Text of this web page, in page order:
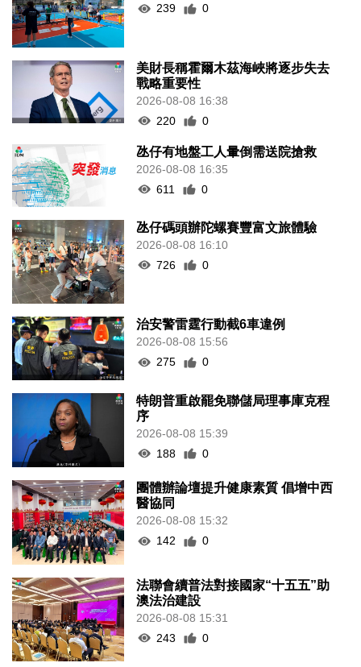
239
0
美財長稱霍爾木茲海峽將逐步失去
戰略重要性
2026-08-08 16:38
220
0
氹仔有地盤工人暈倒需送院搶救
2026-08-08 16:35
611
0
氹仔碼頭辦陀螺賽豐富文旅體驗
2026-08-08 16:10
726
0
治安警雷霆行動截6車違例
2026-08-08 15:56
275
0
特朗普重啟罷免聯儲局理事庫克程
序
2026-08-08 15:39
188
0
團體辦論壇提升健康素質 倡增中西
醫協同
2026-08-08 15:32
142
0
法聯會續普法對接國家“十五五”助
澳法治建設
2026-08-08 15:31
243
0